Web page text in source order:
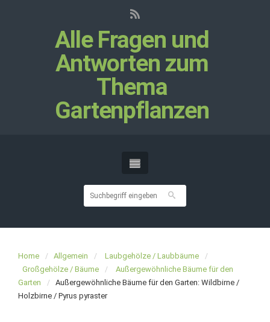
Alle Fragen und
Antworten zum
Thema
Gartenpflanzen
Home Allgemein
Laubgehölze / Laubbäume
Großgehölze / Bäume
Außergewöhnliche Bäume für den
Garten
Außergewöhnliche Bäume für den Garten: Wildbirne /
Holzbirne / Pyrus pyraster